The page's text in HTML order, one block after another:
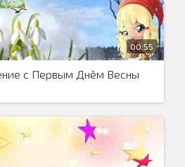
00:55
с Первым Днём Весны